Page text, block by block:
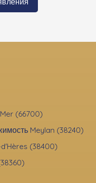
(66700)
Meylan (38240)
(38400)